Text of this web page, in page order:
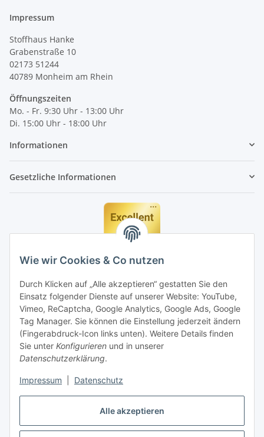
Alle akzeptieren
Wie wir Cookies & Co nutzen
Durch Klicken auf „Alle akzeptieren“ gestatten Sie den
Einsatz folgender Dienste auf unserer Website: YouTube,
Vimeo, ReCaptcha, Google Analytics, Google Ads, Google
Tag Manager. Sie können die Einstellung jederzeit ändern
(Fingerabdruck-Icon links unten). Weitere Details finden
Sie unter Konfigurieren und in unserer
Datenschutzerklärung.
Impressum Datenschutz
Impressum
Stoffhaus Hanke
Grabenstraße 10
02173 51244
40789 Monheim am Rhein
Öffnungszeiten
Mo. - Fr. 9:30 Uhr - 13:00 Uhr
Di. 15:00 Uhr - 18:00 Uhr
Informationen
Gesetzliche Informationen